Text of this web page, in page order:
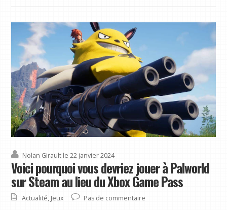
Nolan Girault le 22 janvier 2024
Voici pourquoi vous devriez jouer à Palworld
sur Steam au lieu du Xbox Game Pass
Actualité, Jeux Pas de commentaire